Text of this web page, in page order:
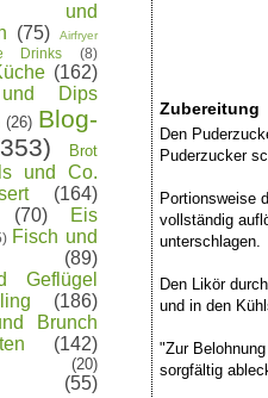
Zubereitung
Den
Puderzucker
Portionsweise
vollständig
unterschlagen.
Den Likör
und in den
"Zur
sorgfältig
und
(75)
Airfryer
Drinks (8)
(162)
und Dips
(26) Blog-
Brot
und Co.
(164)
(70)
Eis
Fisch und
(89)
Geflügel
(186)
Brunch
(142)
(20)
(55)